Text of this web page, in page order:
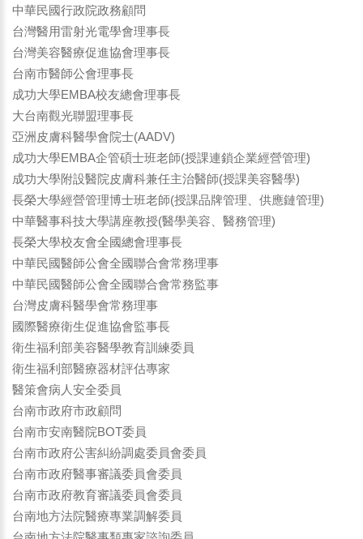
中華民國行政院政務顧問
台灣醫用雷射光電學會理事長
台灣美容醫療促進協會理事長
台南市醫師公會理事長
成功大學EMBA校友總會理事長
大台南觀光聯盟理事長
亞洲皮膚科醫學會院士(AADV)
成功大學EMBA企管碩士班老師(授課連鎖企業經營管理)
成功大學附設醫院皮膚科兼任主治醫師(授課美容醫學)
長榮大學經營管理博士班老師(授課品牌管理、供應鏈管理)
中華醫事科技大學講座教授(醫學美容、醫務管理)
長榮大學校友會全國總會理事長
中華民國醫師公會全國聯合會常務理事
中華民國醫師公會全國聯合會常務監事
台灣皮膚科醫學會常務理事
國際醫療衛生促進協會監事長
衛生福利部美容醫學教育訓練委員
衛生福利部醫療器材評估專家
醫策會病人安全委員
台南市政府市政顧問
台南市安南醫院BOT委員
台南市政府公害糾紛調處委員會委員
台南市政府醫事審議委員會委員
台南市政府教育審議委員會委員
台南地方法院醫療專業調解委員